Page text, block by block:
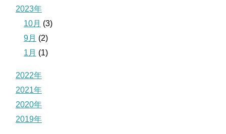
2023年
10月 (3)
9月 (2)
1月 (1)
2022年
2021年
2020年
2019年